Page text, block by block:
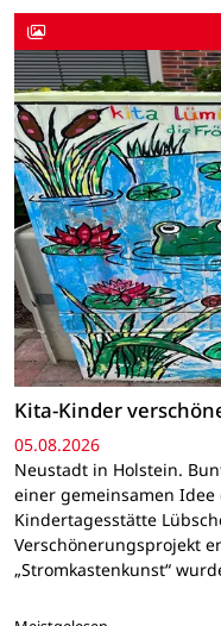
Kita-Kinder
05.08.2026
Neustadt in Holstein.
einer gemeinsamen
Kindertagesstätte
Verschönerungsprojekt
„Stromkastenkunst“